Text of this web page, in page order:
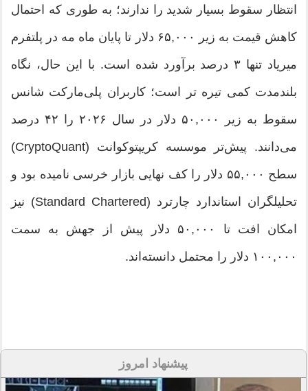
انتظار سقوط بسیار شدید را ندارند؛ به طوری که احتمال
کاهش قیمت به زیر ۶۵,۰۰۰ دلار تا پایان ماه مه در پلتفرم
میریاد تنها ۳ درصد برآورد شده است. با این حال، نگاه
بلندمدت کمی تیره ‎تر است؛ کاربران پلی‌مارکت شانس
سقوط به زیر ۵۰,۰۰۰ دلار در سال ۲۰۲۶ را ۴۲ درصد
می‌دانند. پیش‌تر موسسه کریپتوکوانت (CryptoQuant)
سطح ۵۵,۰۰۰ دلار را کف نهایی بازار خرسی نامیده بود و
تحلیلگران استاندارد چارترد (Standard Chartered) نیز
امکان افت تا ۵۰,۰۰۰ دلار پیش از جهش به سمت
۱۰۰,۰۰۰ دلار را محتمل دانسته‌اند.
پیشنهاد امروز